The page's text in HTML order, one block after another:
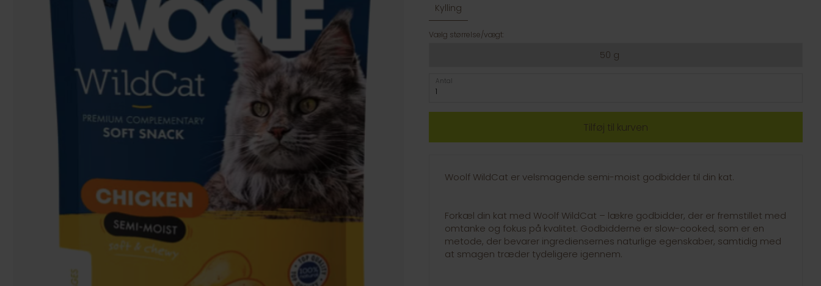
Kylling
Vælg størrelse/vægt:
50 g
Antal
Woolf WildCat er velsmagende semi-moist godbidder til din kat.
Forkæl din kat med Woolf WildCat – lækre godbidder, der er fremstillet med
omtanke og fokus på kvalitet. Godbidderne er slow-cooked, som er en
metode, der bevarer ingrediensernes naturlige egenskaber, samtidig med
at smagen træder tydeligere igennem.